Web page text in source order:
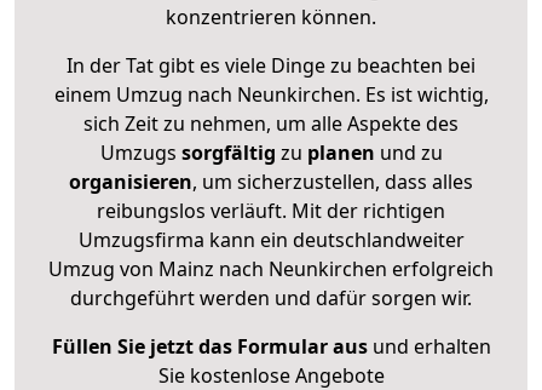
konzentrieren können.
In der Tat gibt es viele Dinge zu beachten bei
einem Umzug nach Neunkirchen. Es ist wichtig,
sich Zeit zu nehmen, um alle Aspekte des
Umzugs sorgfältig zu planen und zu
organisieren, um sicherzustellen, dass alles
reibungslos verläuft. Mit der richtigen
Umzugsfirma kann ein deutschlandweiter
Umzug von Mainz nach Neunkirchen erfolgreich
durchgeführt werden und dafür sorgen wir.
Füllen Sie jetzt das Formular ausund erhalten
Sie kostenlose Angebote